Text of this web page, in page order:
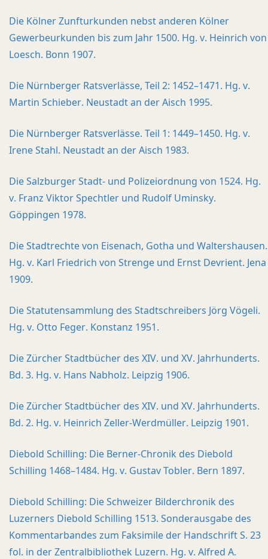
Die Kölner Zunfturkunden nebst anderen Kölner
Gewerbeurkunden bis zum Jahr 1500. Hg. v. Heinrich von
Loesch. Bonn 1907.
Die Nürnberger Ratsverlässe, Teil 2: 1452–1471. Hg. v.
Martin Schieber. Neustadt an der Aisch 1995.
Die Nürnberger Ratsverlässe. Teil 1: 1449–1450. Hg. v.
Irene Stahl. Neustadt an der Aisch 1983.
Die Salzburger Stadt- und Polizeiordnung von 1524. Hg.
v. Franz Viktor Spechtler und Rudolf Uminsky.
Göppingen 1978.
Die Stadtrechte von Eisenach, Gotha und Waltershausen.
Hg. v. Karl Friedrich von Strenge und Ernst Devrient. Jena
1909.
Die Statutensammlung des Stadtschreibers Jörg Vögeli.
Hg. v. Otto Feger. Konstanz 1951.
Die Zürcher Stadtbücher des XIV. und XV. Jahrhunderts.
Bd. 3. Hg. v. Hans Nabholz. Leipzig 1906.
Die Zürcher Stadtbücher des XIV. und XV. Jahrhunderts.
Bd. 2. Hg. v. Heinrich Zeller-Werdmüller. Leipzig 1901.
Diebold Schilling: Die Berner-Chronik des Diebold
Schilling 1468–1484. Hg. v. Gustav Tobler. Bern 1897.
Diebold Schilling: Die Schweizer Bilderchronik des
Luzerners Diebold Schilling 1513. Sonderausgabe des
Kommentarbandes zum Faksimile der Handschrift S. 23
fol. in der Zentralbibliothek Luzern. Hg. v. Alfred A.